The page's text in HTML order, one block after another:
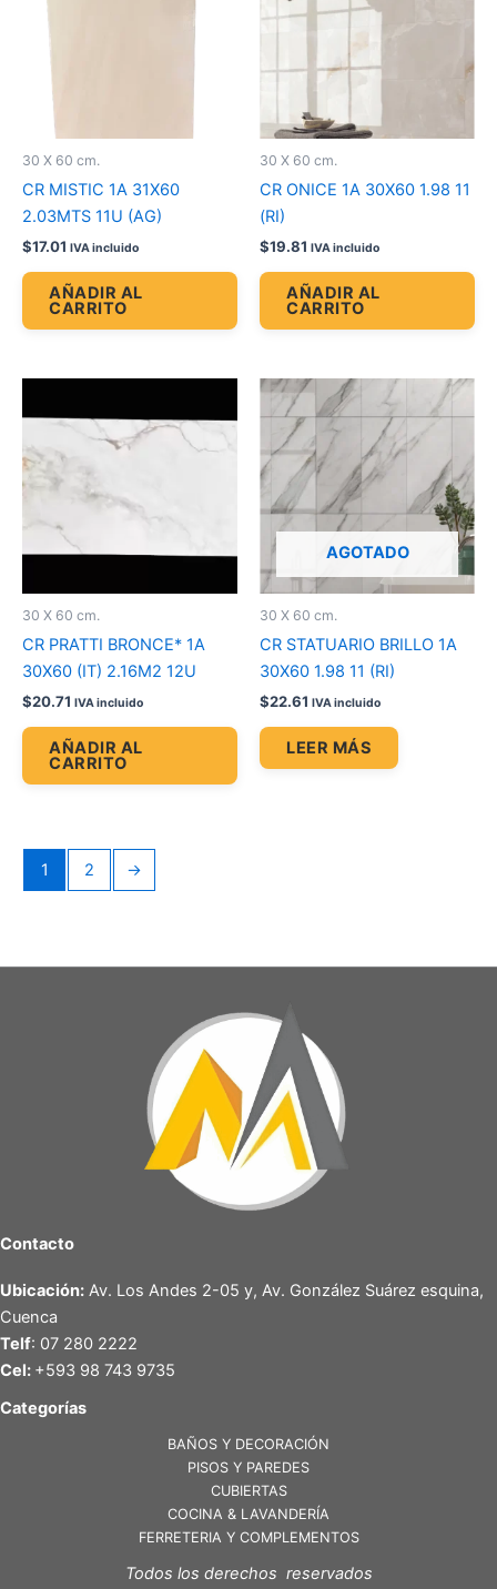
30 X 60 cm.
CR MISTIC 1A 31X60
2.03MTS 11U (AG)
$17.01 IVA incluido
AÑADIR AL
CARRITO
30 X 60 cm.
CR ONICE 1A 30X60 1.98 11
(RI)
$19.81 IVA incluido
AÑADIR AL
CARRITO
30 X 60 cm.
CR PRATTI BRONCE* 1A
30X60 (IT) 2.16M2 12U
$20.71 IVA incluido
AÑADIR AL
CARRITO
AGOTADO
30 X 60 cm.
CR STATUARIO BRILLO 1A
30X60 1.98 11 (RI)
$22.61 IVA incluido
LEER MÁS
1 2 →
Contacto
Ubicación: Av. Los Andes 2-05 y, Av. González Suárez esquina,
Cuenca
Telf: 07 280 2222
Cel: +593 98 743 9735
Categorías
BAÑOS Y DECORACIÓN
PISOS Y PAREDES
CUBIERTAS
COCINA & LAVANDERÍA
FERRETERIA Y COMPLEMENTOS
Todos los derechos reservados